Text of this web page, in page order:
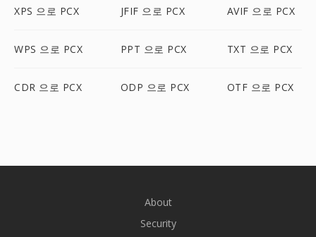
XPS 으로 PCX JFIF 으로 PCX AVIF 으로 PCX
WPS 으로 PCX PPT 으로 PCX TXT 으로 PCX
CDR 으로 PCX ODP 으로 PCX OTF 으로 PCX
About
Security